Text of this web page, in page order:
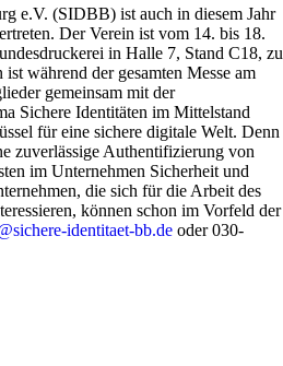
e.V. (SIDBB) ist auch in diesem Jahr
Der Verein ist vom 14. bis 18.
in Halle 7, Stand C18, zu
während der gesamten Messe am
gemeinsam mit der
Sichere Identitäten im Mittelstand
für eine sichere digitale Welt. Denn
zuverlässige Authentifizierung von
im Unternehmen Sicherheit und
die sich für die Arbeit des
können schon im Vorfeld der
identitaet-bb.de oder 030-